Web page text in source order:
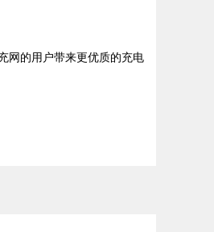
网的用户带来更优质的充电